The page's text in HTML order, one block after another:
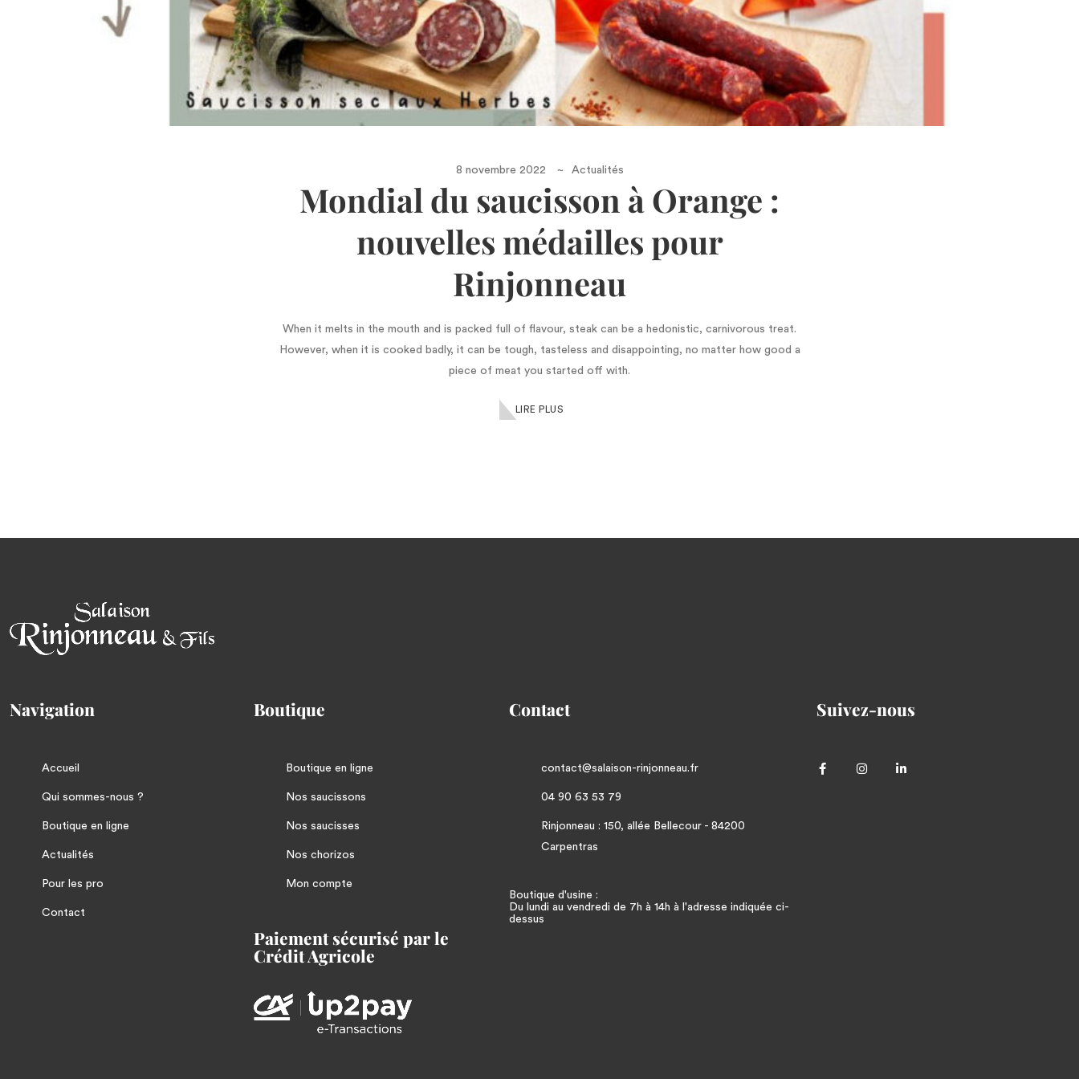
8 novembre 2022 Actualités
Mondial du saucisson à Orange :
nouvelles médailles pour
Rinjonneau
When it melts in the mouth and is packed full of flavour, steak can be a hedonistic, carnivorous treat.
However, when it is cooked badly, it can be tough, tasteless and disappointing, no matter how good a
piece of meat you started off with.
LIRE PLUS
Navigation
Accueil
Qui sommes-nous ?
Boutique en ligne
Actualités
Pour les pro
Contact
Boutique
Boutique en ligne
Nos saucissons
Nos saucisses
Nos chorizos
Mon compte
Paiement sécurisé par le
Crédit Agricole
Contact
contact@salaison-rinjonneau.fr
04 90 63 53 79
Rinjonneau : 150, allée Bellecour - 84200
Carpentras
Boutique d'usine :
Du lundi au vendredi de 7h à 14h à l'adresse indiquée ci-
dessus
Suivez-nous